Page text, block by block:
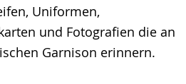
Uniformen,
und Fotografien die an
Garnison erinnern.